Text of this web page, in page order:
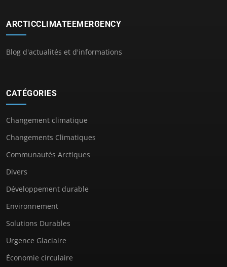
ARCTICCLIMATEEMERGENCY
Blog d'actualités et d'informations
CATÉGORIES
Changement climatique
Changements Climatiques
Communautés Arctiques
Divers
Développement durable
Environnement
Solutions Durables
Urgence Glaciaire
Économie circulaire